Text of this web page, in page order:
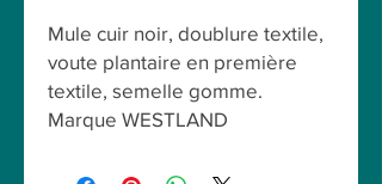
Mule cuir noir, doublure textile,
voute plantaire en première
textile, semelle gomme.
Marque WESTLAND